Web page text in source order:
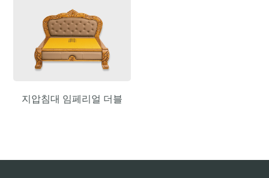
지압침대 임페리얼 더블